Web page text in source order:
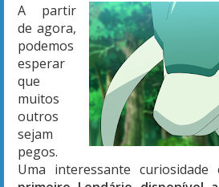
A partir
de agora,
podemos
esperar
que
muitos
outros
sejam
pegos.
Uma interessante